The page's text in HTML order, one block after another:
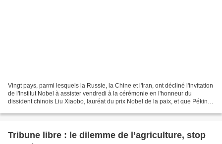
Vingt pays, parmi lesquels la Russie, la Chine et l'Iran, ont décliné l'invitation
de l'Institut Nobel à assister vendredi à la cérémonie en l'honneur du
dissident chinois Liu Xiaobo, lauréat du prix Nobel de la paix, et que Pékin a
Tribune libre : le dilemme de l’agriculture, stop